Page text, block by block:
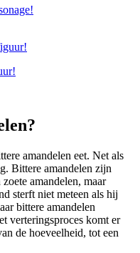
amandelen eet. Net als
Bittere amandelen zijn
amandelen, maar
sterft niet meteen als hij
bittere amandelen
verteringsproces komt er
de hoeveelheid, tot een